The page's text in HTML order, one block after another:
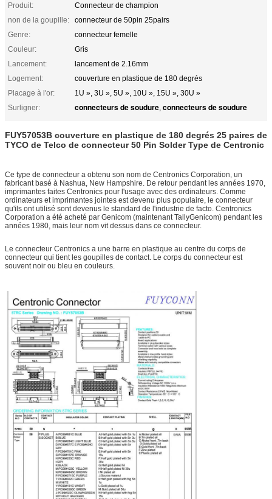
Produit:
Connecteur de champion
non de la goupille:
connecteur de 50pin 25pairs
Genre:
connecteur femelle
Couleur:
Gris
Lancement:
lancement de 2.16mm
Logement:
couverture en plastique de 180 degrés
Placage à l'or:
1U », 3U », 5U », 10U », 15U », 30U »
Surligner:
connecteurs de soudure, connecteurs de soudure
FUY57053B couverture en plastique de 180 degrés 25 paires de
TYCO de Telco de connecteur 50 Pin Solder Type de Centronic
Ce type de connecteur a obtenu son nom de Centronics Corporation, un
fabricant basé à Nashua, New Hampshire. De retour pendant les années 1970,
imprimantes faites Centronics pour l'usage avec des ordinateurs. Comme
ordinateurs et imprimantes jointes est devenu plus populaire, le connecteur
qu'ils ont utilisé sont devenus le standard de l'industrie de facto. Centronics
Corporation a été acheté par Genicom (maintenant TallyGenicom) pendant les
années 1980, mais leur nom vit dessus dans ce connecteur.
Le connecteur Centronics a une barre en plastique au centre du corps de
connecteur qui tient les goupilles de contact. Le corps du connecteur est
souvent noir ou bleu en couleurs.